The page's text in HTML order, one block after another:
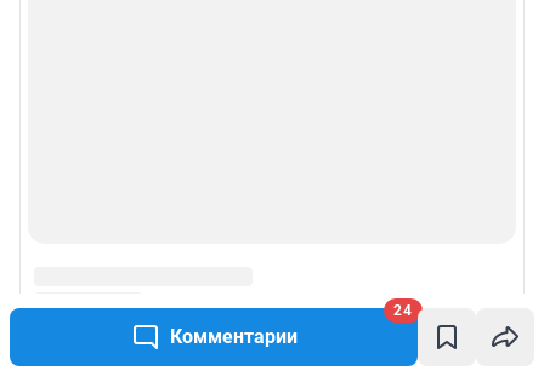
Комментарии
24